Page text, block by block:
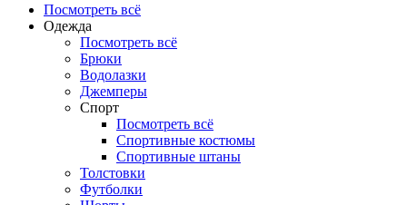
Посмотреть всё
Одежда
Посмотреть всё
Брюки
Водолазки
Джемперы
Спорт
Посмотреть всё
Спортивные костюмы
Спортивные штаны
Толстовки
Футболки